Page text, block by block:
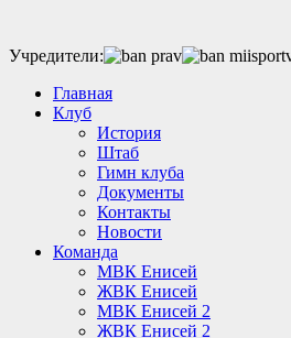
Учредители:
Главная
Клуб
История
Штаб
Гимн клуба
Документы
Контакты
Новости
Команда
МВК Енисей
ЖВК Енисей
МВК Енисей 2
ЖВК Енисей 2